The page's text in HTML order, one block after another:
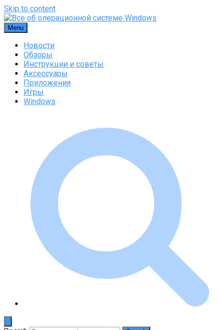
Skip to content
Menu
Новости
Обзоры
Инструкции и советы
Аксессуары
Приложения
Игры
Windows